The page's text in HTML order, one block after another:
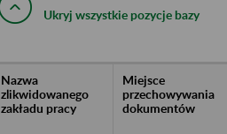
Ukryj wszystkie pozycje bazy
Nazwa
zlikwidowanego
zakładu pracy
Miejsce
przechowywania
dokumentów